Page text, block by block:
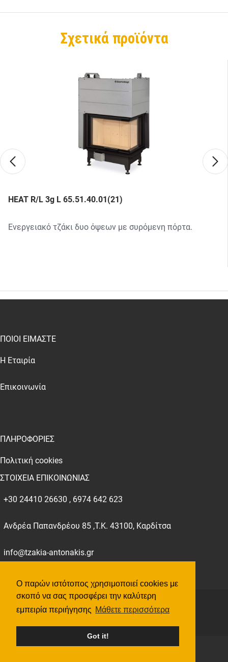
Ο παρών ιστότοπος χρησιμοποιεί cookies με
σκοπό να σας προσφέρει την καλύτερη
εμπειρία περιήγησης Μάθετε περισσότερα
Got it!
Σχετικά προϊόντα
HEAT R/L 3g L 65.51.40.01(21)
Ενεργειακό τζάκι δυο όψεων με συρόμενη πόρτα.
ΠΟΙΟΙ ΕΙΜΑΣΤΕ
Η Εταιρία
Επικοινωνία
ΠΛΗΡΟΦΟΡΙΕΣ
Πολιτική cookies
ΣΤΟΙΧΕΙΑ ΕΠΙΚΟΙΝΩΝΙΑΣ
+30 24410 26630 , 6974 642 623
Ανδρέα Παπανδρέου 85 ,Τ.Κ. 43100, Καρδίτσα
info@tzakia-antonakis.gr
2026All Rights Reserved tzakia-antonakis.gr